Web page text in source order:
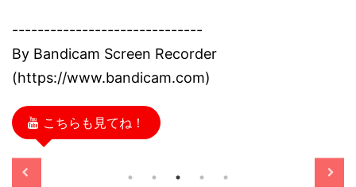
------------------------------
By Bandicam Screen Recorder
(https://www.bandicam.com)
こちらも見てね！
11/13